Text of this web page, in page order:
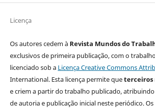
Licença
Os autores cedem à Revista Mundos do
exclusivos de primeira publicação, com o
licenciado sob a Licença Creative Commons
International. Esta licença permite queterceiros
e criem a partir do trabalho publicado,
de autoria e publicação inicial neste periódico. Os